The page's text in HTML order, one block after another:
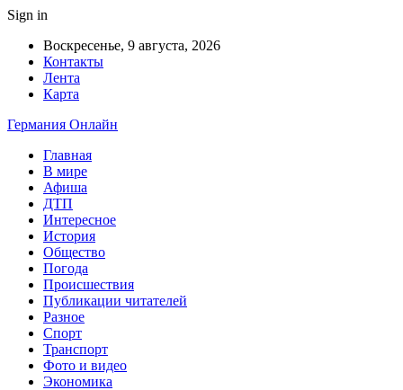
Sign in
Воскресенье, 9 августа, 2026
Контакты
Лента
Карта
Германия Онлайн
Главная
В мире
Афиша
ДТП
Интересное
История
Общество
Погода
Происшествия
Публикации читателей
Разное
Спорт
Транспорт
Фото и видео
Экономика